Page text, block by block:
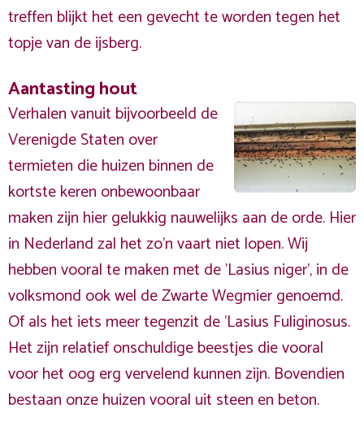
treffen blijkt het een gevecht te worden tegen het
topje van de ijsberg.
Aantasting hout
Verhalen vanuit bijvoorbeeld de
Verenigde Staten over
termieten die huizen binnen de
kortste keren onbewoonbaar
maken zijn hier gelukkig nauwelijks aan de orde. Hier
in Nederland zal het zo'n vaart niet lopen. Wij
hebben vooral te maken met de 'Lasius niger', in de
volksmond ook wel de Zwarte Wegmier genoemd.
Of als het iets meer tegenzit de 'Lasius Fuliginosus.
Het zijn relatief onschuldige beestjes die vooral
voor het oog erg vervelend kunnen zijn. Bovendien
bestaan onze huizen vooral uit steen en beton.